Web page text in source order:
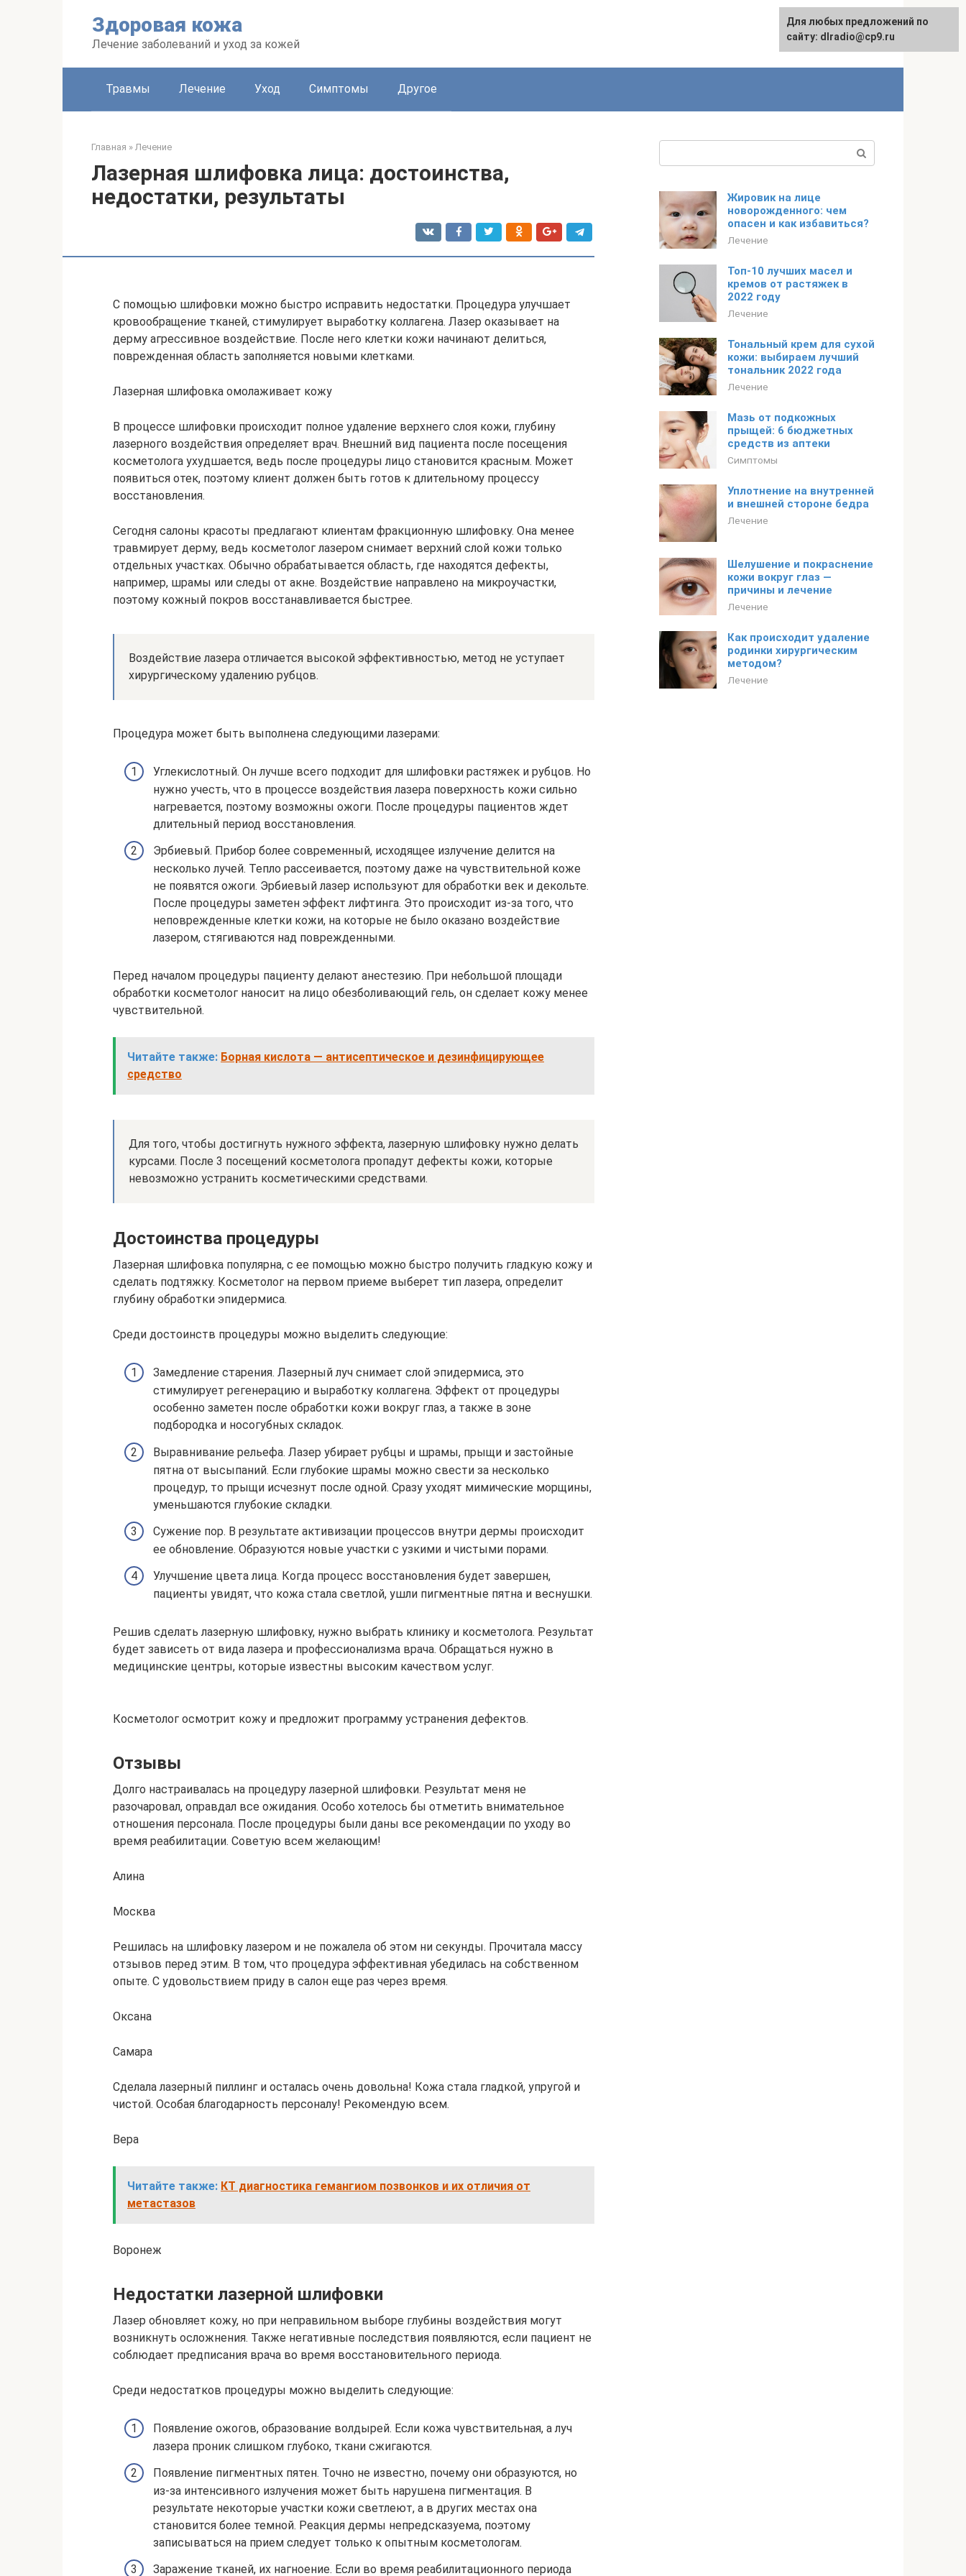
Здоровая кожа
Лечение заболеваний и уход за кожей
Травмы Лечение Уход Симптомы Другое
Главная » Лечение
Лазерная шлифовка лица: достоинства,
недостатки, результаты
С помощью шлифовки можно быстро исправить недостатки. Процедура улучшает
кровообращение тканей, стимулирует выработку коллагена. Лазер оказывает на
дерму агрессивное воздействие. После него клетки кожи начинают делиться,
поврежденная область заполняется новыми клетками.
Лазерная шлифовка омолаживает кожу
В процессе шлифовки происходит полное удаление верхнего слоя кожи, глубину
лазерного воздействия определяет врач. Внешний вид пациента после посещения
косметолога ухудшается, ведь после процедуры лицо становится красным. Может
появиться отек, поэтому клиент должен быть готов к длительному процессу
восстановления.
Сегодня салоны красоты предлагают клиентам фракционную шлифовку. Она менее
травмирует дерму, ведь косметолог лазером снимает верхний слой кожи только
отдельных участках. Обычно обрабатывается область, где находятся дефекты,
например, шрамы или следы от акне. Воздействие направлено на микроучастки,
поэтому кожный покров восстанавливается быстрее.
Воздействие лазера отличается высокой эффективностью, метод не уступает
хирургическому удалению рубцов.
Процедура может быть выполнена следующими лазерами:
Углекислотный. Он лучше всего подходит для шлифовки растяжек и рубцов. Но
нужно учесть, что в процессе воздействия лазера поверхность кожи сильно
нагревается, поэтому возможны ожоги. После процедуры пациентов ждет
длительный период восстановления.
Эрбиевый. Прибор более современный, исходящее излучение делится на
несколько лучей. Тепло рассеивается, поэтому даже на чувствительной коже
не появятся ожоги. Эрбиевый лазер используют для обработки век и декольте.
После процедуры заметен эффект лифтинга. Это происходит из-за того, что
неповрежденные клетки кожи, на которые не было оказано воздействие
лазером, стягиваются над поврежденными.
Перед началом процедуры пациенту делают анестезию. При небольшой площади
обработки косметолог наносит на лицо обезболивающий гель, он сделает кожу менее
чувствительной.
Читайте также: Борная кислота — антисептическое и дезинфицирующее
средство
Для того, чтобы достигнуть нужного эффекта, лазерную шлифовку нужно делать
курсами. После 3 посещений косметолога пропадут дефекты кожи, которые
невозможно устранить косметическими средствами.
Достоинства процедуры
Лазерная шлифовка популярна, с ее помощью можно быстро получить гладкую кожу и
сделать подтяжку. Косметолог на первом приеме выберет тип лазера, определит
глубину обработки эпидермиса.
Среди достоинств процедуры можно выделить следующие:
Замедление старения. Лазерный луч снимает слой эпидермиса, это
стимулирует регенерацию и выработку коллагена. Эффект от процедуры
особенно заметен после обработки кожи вокруг глаз, а также в зоне
подбородка и носогубных складок.
Выравнивание рельефа. Лазер убирает рубцы и шрамы, прыщи и застойные
пятна от высыпаний. Если глубокие шрамы можно свести за несколько
процедур, то прыщи исчезнут после одной. Сразу уходят мимические морщины,
уменьшаются глубокие складки.
Сужение пор. В результате активизации процессов внутри дермы происходит
ее обновление. Образуются новые участки с узкими и чистыми порами.
Улучшение цвета лица. Когда процесс восстановления будет завершен,
пациенты увидят, что кожа стала светлой, ушли пигментные пятна и веснушки.
Решив сделать лазерную шлифовку, нужно выбрать клинику и косметолога. Результат
будет зависеть от вида лазера и профессионализма врача. Обращаться нужно в
медицинские центры, которые известны высоким качеством услуг.
Косметолог осмотрит кожу и предложит программу устранения дефектов.
Отзывы
Долго настраивалась на процедуру лазерной шлифовки. Результат меня не
разочаровал, оправдал все ожидания. Особо хотелось бы отметить внимательное
отношения персонала. После процедуры были даны все рекомендации по уходу во
время реабилитации. Советую всем желающим!
Алина
Москва
Решилась на шлифовку лазером и не пожалела об этом ни секунды. Прочитала массу
отзывов перед этим. В том, что процедура эффективная убедилась на собственном
опыте. С удовольствием приду в салон еще раз через время.
Оксана
Самара
Сделала лазерный пиллинг и осталась очень довольна! Кожа стала гладкой, упругой и
чистой. Особая благодарность персоналу! Рекомендую всем.
Вера
Читайте также: КТ диагностика гемангиом позвонков и их отличия от
метастазов
Воронеж
Недостатки лазерной шлифовки
Лазер обновляет кожу, но при неправильном выборе глубины воздействия могут
возникнуть осложнения. Также негативные последствия появляются, если пациент не
соблюдает предписания врача во время восстановительного периода.
Среди недостатков процедуры можно выделить следующие:
Появление ожогов, образование волдырей. Если кожа чувствительная, а луч
лазера проник слишком глубоко, ткани сжигаются.
Появление пигментных пятен. Точно не известно, почему они образуются, но
из-за интенсивного излучения может быть нарушена пигментация. В
результате некоторые участки кожи светлеют, а в других местах она
становится более темной. Реакция дермы непредсказуема, поэтому
записываться на прием следует только к опытным косметологам.
Заражение тканей, их нагноение. Если во время реабилитационного периода
Жировик на лице
новорожденного: чем
опасен и как избавиться?
Лечение
Топ-10 лучших масел и
кремов от растяжек в
2022 году
Лечение
Тональный крем для сухой
кожи: выбираем лучший
тональник 2022 года
Лечение
Мазь от подкожных
прыщей: 6 бюджетных
средств из аптеки
Симптомы
Уплотнение на внутренней
и внешней стороне бедра
Лечение
Шелушение и покраснение
кожи вокруг глаз —
причины и лечение
Лечение
Как происходит удаление
родинки хирургическим
методом?
Лечение
Для любых предложений по
сайту: dlradio@cp9.ru